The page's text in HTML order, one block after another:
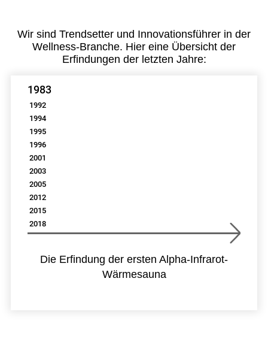
Wir sind Trendsetter und Innovationsführer in der
Wellness-Branche. Hier eine Übersicht der
Erfindungen der letzten Jahre:
1983
1992
1994
1995
1996
2001
2003
2005
2012
2015
2018
Die Erfindung der ersten Alpha-Infrarot-
Wärmesauna